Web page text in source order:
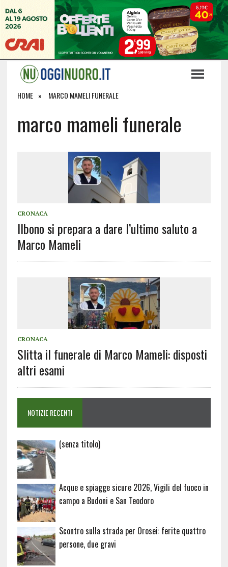
HOME MARCO MAMELI FUNERALE
marco mameli funerale
CRONACA
Ilbono si prepara a dare l’ultimo saluto a
Marco Mameli
CRONACA
Slitta il funerale di Marco Mameli: disposti
altri esami
NOTIZIE RECENTI
(senza titolo)Articolo
Acque e spiagge sicure 2026, Vigili del fuoco in
campo a Budoni e San Teodoro
Scontro sulla strada per Orosei: ferite quattro
persone, due gravi